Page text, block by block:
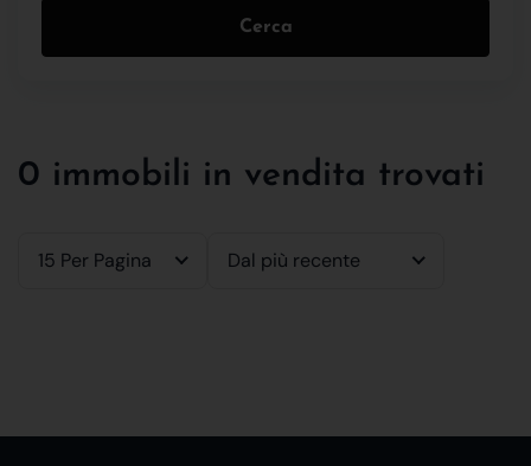
Cerca
0 immobili in vendita trovati
15 Per Pagina Dal più recente